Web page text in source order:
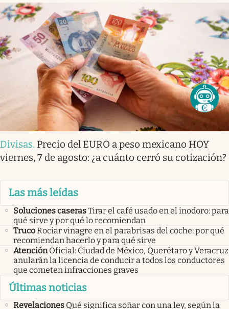
Divisas. Precio del EURO a peso mexicano HOY
viernes, 7 de agosto: ¿a cuánto cerró su cotización?
Las más leídas
Soluciones caserasTirar el café usado en el inodoro: para
qué sirve y por qué lo recomiendan
TrucoRociar vinagre en el parabrisas del coche: por qué
recomiendan hacerlo y para qué sirve
Atención Oficial: Ciudad de México, Querétaro y Veracruz
anularán la licencia de conducir a todos los conductores
que cometen infracciones graves
Últimas noticias
Revelaciones Qué significa soñar con una ley, según la